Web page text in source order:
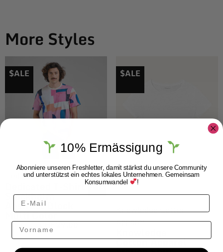
More Styles
$ALE
Dedicated
Stockholm
Abstract Block
Multi Color
CHF49.00CHF29.00
$ALE
Knowledge Cotton
Apparel
Cotton Apparel
10% Ermässigung
Abonniere unseren Freshletter, damit stärkst du unsere Community
und unterstützst ein echtes lokales Unternehmen. Gemeinsam
Konsumwandel !
Vorname